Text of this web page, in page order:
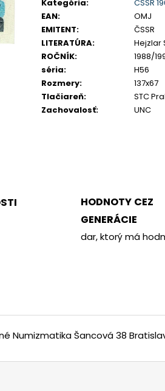
Kategória:
ČSSR
EAN:
OMJ
EMITENT:
ČSSR
LITERATÚRA:
Hejzlar
ROČNÍK:
1988/
séria:
H56
Rozmery:
137x67
Tlačiareň:
STC
Zachovalosť: UNC
HODNOTY CEZ
GENERÁCIE
dar, ktorý má
Numizmatika Šancová 38